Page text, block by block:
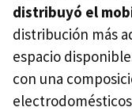
distribuyó el
distribución más
espacio
con una